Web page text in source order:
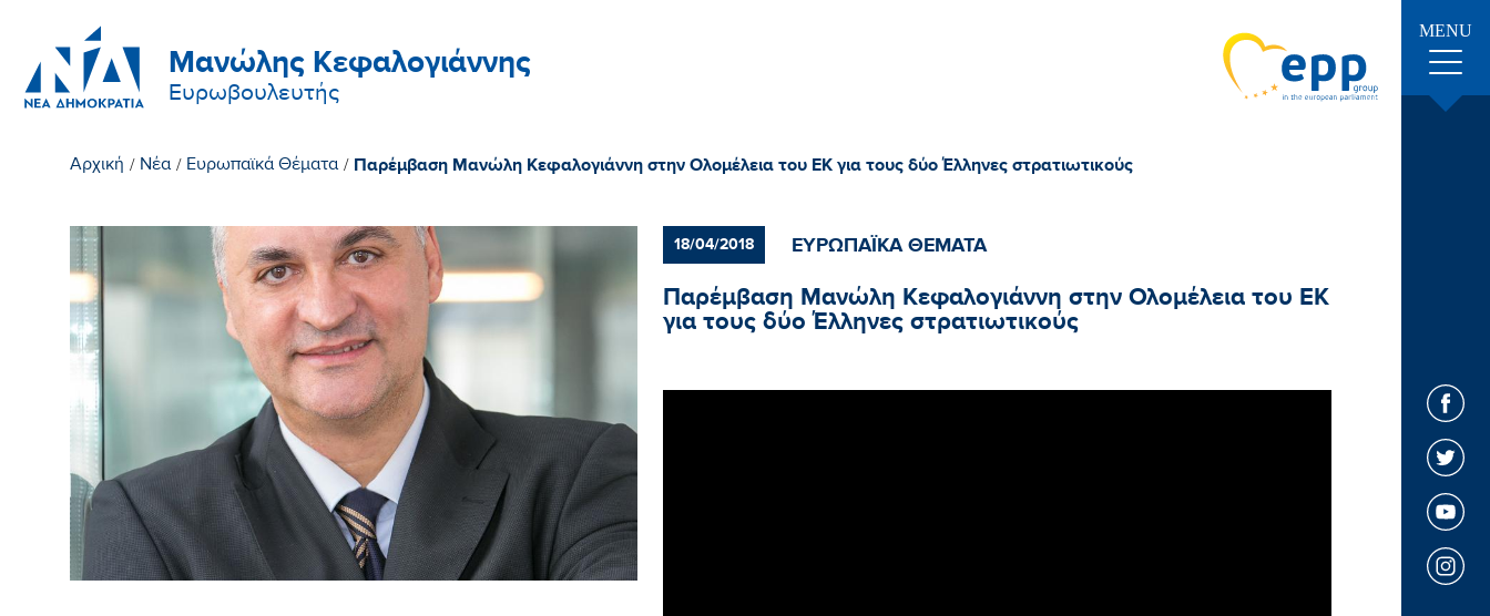
Μανώλης Κεφαλογιάννης
Ευρωβουλευτής
MENU
Αρχική / Νέα / Ευρωπαϊκά Θέματα / Παρέμβαση Μανώλη Κεφαλογιάννη στην Ολομέλεια του ΕΚ για τους δύο Έλληνες στρατιωτικούς
18/04/2018 ΕΥΡΩΠΑΪΚΑ ΘΕΜΑΤΑ
Παρέμβαση Μανώλη Κεφαλογιάννη στην Ολομέλεια του ΕΚ
για τους δύο Έλληνες στρατιωτικούς